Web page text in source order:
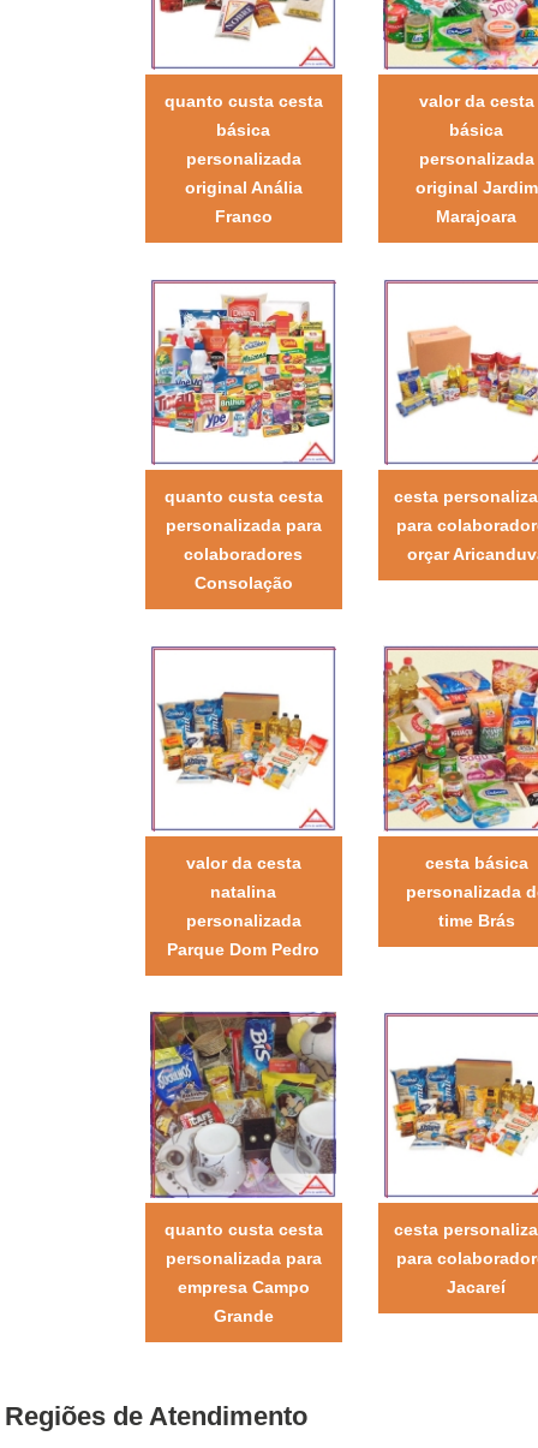
quanto custa cesta
básica
personalizada
original Anália
Franco
valor da cesta
básica
personalizada
original Jardim
Marajoara
quanto custa cesta
personalizada para
colaboradores
Consolação
cesta
para
orçar
valor da cesta
natalina
personalizada
Parque Dom Pedro
cesta básica
personalizada
time Brás
quanto custa cesta
personalizada para
empresa Campo
Grande
cesta
para
Jacareí
Regiões de Atendimento